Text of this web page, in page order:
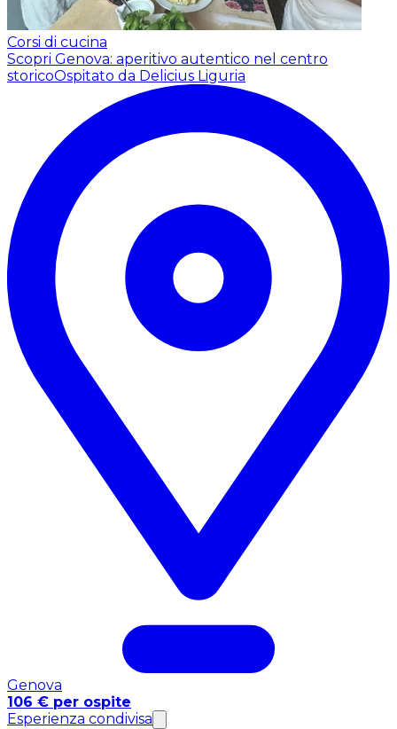
Corsi di cucina
Scopri Genova: aperitivo autentico nel centro
storicoOspitato da Delicius Liguria
Genova
106 € per ospite
Esperienza condivisa